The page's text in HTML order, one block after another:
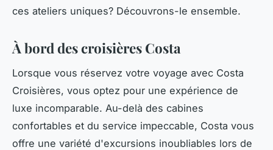
ces ateliers uniques? Découvrons-le ensemble.
À bord des croisières Costa
Lorsque vous réservez votre voyage avec Costa
Croisières, vous optez pour une expérience de
luxe incomparable. Au-delà des cabines
confortables et du service impeccable, Costa vous
offre une variété d'excursions inoubliables lors de